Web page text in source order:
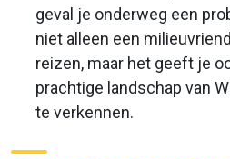
geval je onderweg een
niet alleen een
reizen, maar het geeft je
prachtige landschap van
te verkennen.